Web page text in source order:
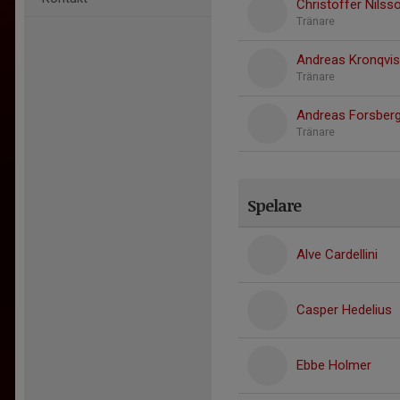
Christoffer
Tränare
Andreas
Tränare
Andreas Forsberg
Tränare
Spelare
Alve Cardellini
Casper Hedelius
Ebbe Holmer